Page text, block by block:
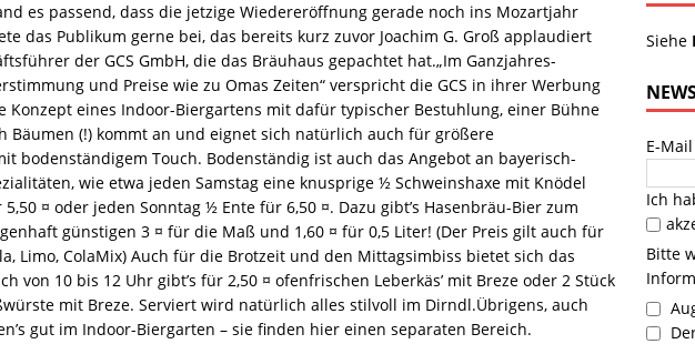
es passend, dass die jetzige Wiedereröffnung gerade noch ins Mozartjahr
das Publikum gerne bei, das bereits kurz zuvor Joachim G. Groß applaudiert
der GCS GmbH, die das Bräuhaus gepachtet hat.„Im Ganzjahres-
und Preise wie zu Omas Zeiten“ verspricht die GCS in ihrer Werbung
Konzept eines Indoor-Biergartens mit dafür typischer Bestuhlung, einer Bühne
Bäumen (!) kommt an und eignet sich natürlich auch für größere
bodenständigem Touch. Bodenständig ist auch das Angebot an bayerisch-
wie etwa jeden Samstag eine knusprige ½ Schweinshaxe mit Knödel
¤ oder jeden Sonntag ½ Ente für 6,50 ¤. Dazu gibt’s Hasenbräu-Bier zum
günstigen 3 ¤ für die Maß und 1,60 ¤ für 0,5 Liter! (Der Preis gilt auch für
Limo, ColaMix) Auch für die Brotzeit und den Mittagsimbiss bietet sich das
von 10 bis 12 Uhr gibt’s für 2,50 ¤ ofenfrischen Leberkäs’ mit Breze oder 2 Stück
mit Breze. Serviert wird natürlich alles stilvoll im Dirndl.Übrigens, auch
gut im Indoor-Biergarten – sie finden hier einen separaten Bereich.
Siehe
E-Mail
Ich
Bitte